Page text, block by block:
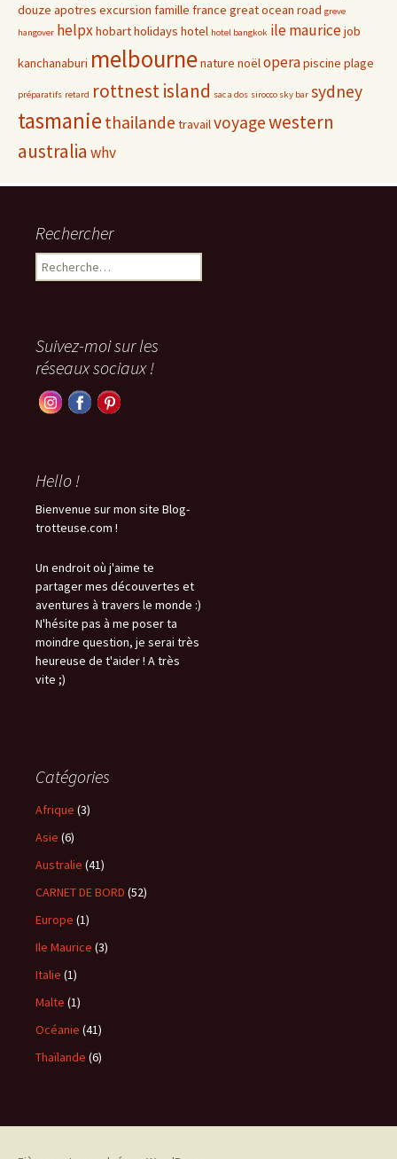
douze apotres excursion famille france great ocean road greve
hangover helpxhobartholidays hotel hotel bangkok ile mauricejob
kanchanaburi melbournenature noëloperapiscine plage
préparatifs retard rottnest island sac a dos sirocco sky bar sydney
tasmaniethailande travailvoyagewestern
australia whv
Rechercher
Rechercher :
Suivez-moi sur les
réseaux sociaux !
Hello !
Bienvenue sur mon site Blog-
trotteuse.com !
Un endroit où j'aime te
partager mes découvertes et
aventures à travers le monde :)
N'hésite pas à me poser ta
moindre question, je serai très
heureuse de t'aider ! A très
vite ;)
Catégories
Afrique (3)
Asie (6)
Australie (41)
CARNET DE BORD (52)
Europe (1)
Ile Maurice (3)
Italie (1)
Malte (1)
Océanie (41)
Thaïlande (6)